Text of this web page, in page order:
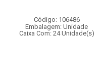
Código: 106486
Embalagem: Unidade
Caixa Com: 24 Unidade(s)